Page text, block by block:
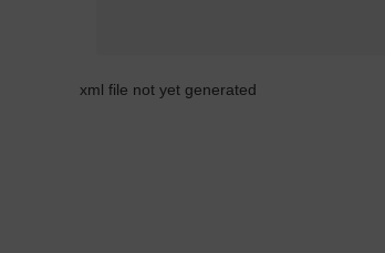
xml file not yet generated